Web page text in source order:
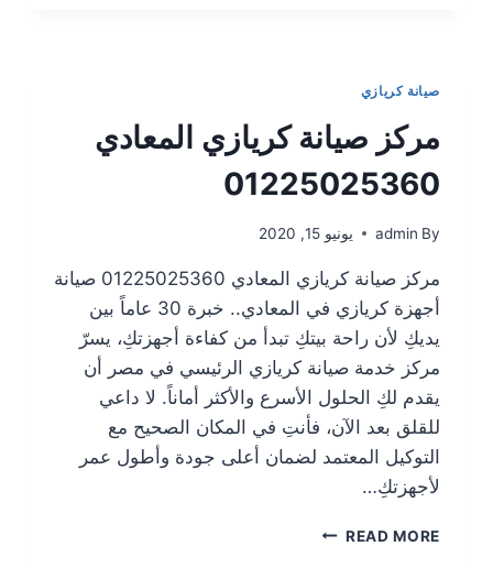
صيانة كريازي
مركز صيانة كريازي المعادي
01225025360
By
admin يونيو 15, 2020
مركز صيانة كريازي المعادي 01225025360 صيانة
أجهزة كريازي في المعادي.. خبرة 30 عاماً بين
يديكِ لأن راحة بيتكِ تبدأ من كفاءة أجهزتكِ، يسرّ
مركز خدمة صيانة كريازي الرئيسي في مصر أن
يقدم لكِ الحلول الأسرع والأكثر أماناً. لا داعي
للقلق بعد الآن، فأنتِ في المكان الصحيح مع
التوكيل المعتمد لضمان أعلى جودة وأطول عمر
لأجهزتكِ…
READ MORE